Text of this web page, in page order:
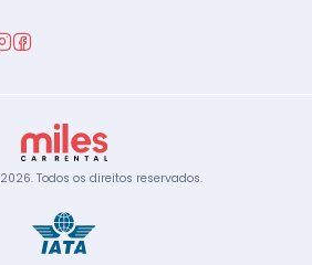
2026. Todos os direitos reservados.